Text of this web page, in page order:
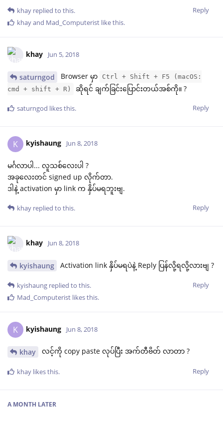
Reply
khay replied to this.
khayand Mad_Computerist like this.
khay Jun 5, 2018
saturngod Browser မှာ
Ctrl + Shift + F5 (macOS:
cmd + shift + R)
ဆိုရင် ချက်ခြင်းပြောင်းတယ်အစ်ကို။ ?
Reply
saturngod likes this.
K kyishaung Jun 8, 2018
မင်္ဂလာပါ... လူသစ်လေးပါ ?
အခုလေးတင် signed up လိုက်တာ.
ဒါနဲ့ activation မှာ link က နှိပ်မရဘူးဗျ.
Reply
khay replied to this.
khay Jun 8, 2018
kyishaung Activation link နှိပ်မရပဲနဲ့ Reply ပြန်လို့ရလို့လားဗျ ?
Reply
kyishaung replied to this.
Mad_Computerist likes this.
K kyishaung Jun 8, 2018
khay လင့်ကို copy paste လုပ်ပြီး အက်တီဗိတ် လာတာ ?
Reply
khay likes this.
A MONTH LATER